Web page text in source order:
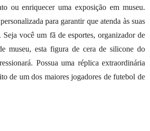
ou enriquecer uma exposição em museu.
para garantir que atenda às suas
Seja você um fã de esportes, organizador de
museu, esta figura de cera de silicone do
Possua uma réplica extraordinária
de um dos maiores jogadores de futebol de